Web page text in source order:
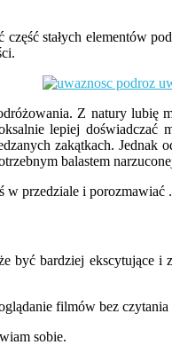
część stałych
Z natury
lepiej
zakątkach.
balastem
przedziale i
być bardziej
filmów bez czytania
sobie.